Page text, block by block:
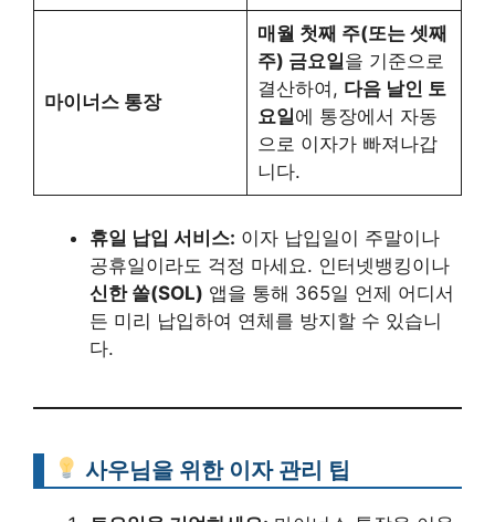
마이너스 통장
매월 첫째 주(또는 셋째
주) 금요일을 기준으로
결산하여, 다음 날인 토
요일에 통장에서 자동
으로 이자가 빠져나갑
니다.
휴일 납입 서비스: 이자 납입일이 주말이나
공휴일이라도 걱정 마세요. 인터넷뱅킹이나
신한 쏠(SOL) 앱을 통해 365일 언제 어디서
든 미리 납입하여 연체를 방지할 수 있습니
다.
사우님을 위한 이자 관리 팁